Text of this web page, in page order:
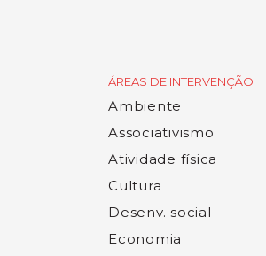
ÁREAS DE INTERVENÇÃO
Ambiente
Associativismo
Atividade física
Cultura
Desenv. social
Economia